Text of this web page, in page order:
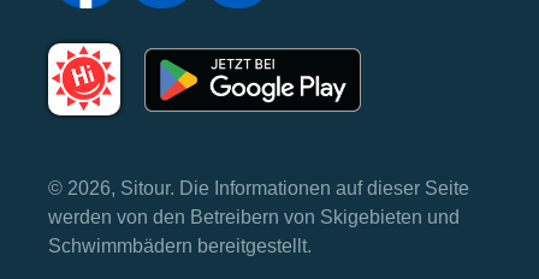
© 2026, Sitour. Die Informationen auf dieser Seite
werden von den Betreibern von Skigebieten und
Schwimmbädern bereitgestellt.